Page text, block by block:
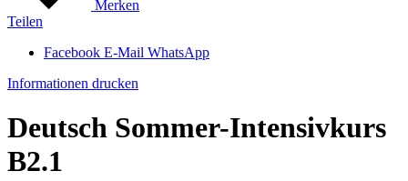
Merken
Teilen
Facebook E-Mail WhatsApp
Informationen drucken
Deutsch Sommer-Intensivkurs
B2.1